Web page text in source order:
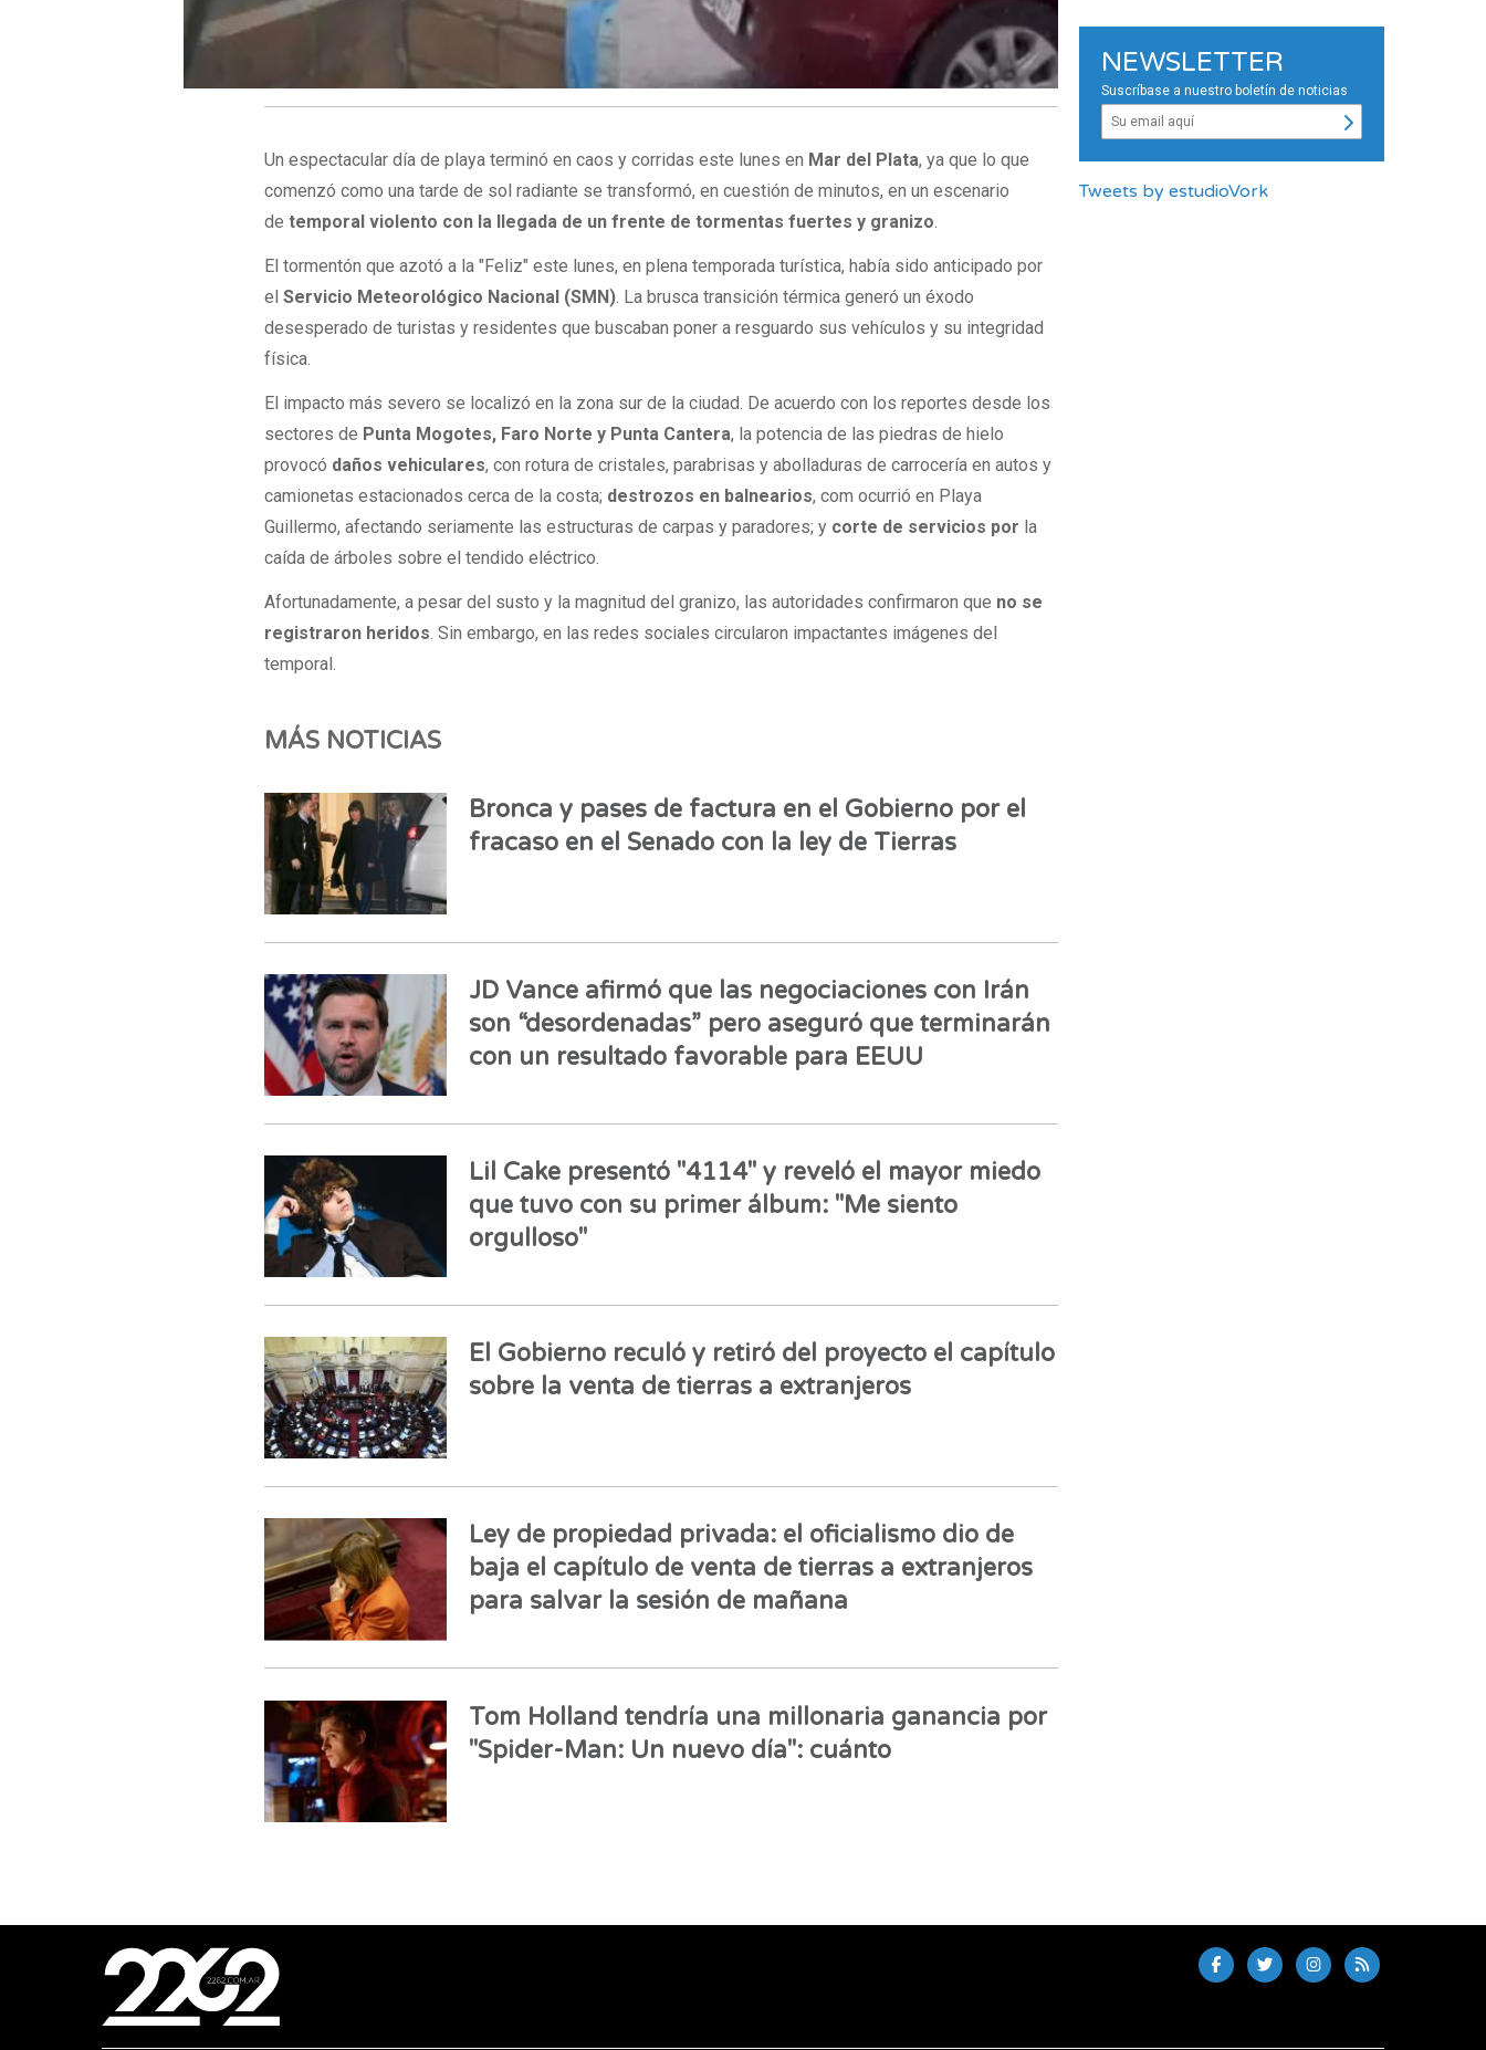
Un espectacular día de playa terminó en caos y corridas este lunes en Mar del Plata, ya que lo que
comenzó como una tarde de sol radiante se transformó, en cuestión de minutos, en un escenario
detemporal violento con la llegada de un frente de tormentas fuertes y granizo.
El tormentón que azotó a la "Feliz" este lunes, en plena temporada turística, había sido anticipado por
elServicio Meteorológico Nacional (SMN). La brusca transición térmica generó un éxodo
desesperado de turistas y residentes que buscaban poner a resguardo sus vehículos y su integridad
física.
El impacto más severo se localizó en la zona sur de la ciudad. De acuerdo con los reportes desde los
sectores de Punta Mogotes, Faro Norte y Punta Cantera, la potencia de las piedras de hielo
provocó daños vehiculares, con rotura de cristales, parabrisas y abolladuras de carrocería en autos y
camionetas estacionados cerca de la costa; destrozos en balnearios, com ocurrió en Playa
Guillermo, afectando seriamente las estructuras de carpas y paradores; y corte de servicios por la
caída de árboles sobre el tendido eléctrico.
Afortunadamente, a pesar del susto y la magnitud del granizo, las autoridades confirmaron que no se
registraron heridos. Sin embargo, en las redes sociales circularon impactantes imágenes del
temporal.
MÁS NOTICIAS
Bronca y pases de factura en el Gobierno por el
fracaso en el Senado con la ley de Tierras
JD Vance afirmó que las negociaciones con Irán
son “desordenadas” pero aseguró que terminarán
con un resultado favorable para EEUU
Lil Cake presentó "4114" y reveló el mayor miedo
que tuvo con su primer álbum: "Me siento
orgulloso"
El Gobierno reculó y retiró del proyecto el capítulo
sobre la venta de tierras a extranjeros
Ley de propiedad privada: el oficialismo dio de
baja el capítulo de venta de tierras a extranjeros
para salvar la sesión de mañana
Tom Holland tendría una millonaria ganancia por
"Spider-Man: Un nuevo día": cuánto
NEWSLETTER
Suscríbase a nuestro boletín de noticias
Tweets by estudioVork